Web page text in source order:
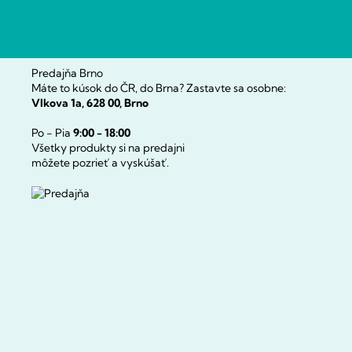
Predajňa Brno
Máte to kúsok do ČR, do Brna? Zastavte sa osobne:
Vlkova 1a, 628 00, Brno
Po - Pia 9:00 - 18:00
Všetky produkty si na predajni
môžete pozrieť a vyskúšať.